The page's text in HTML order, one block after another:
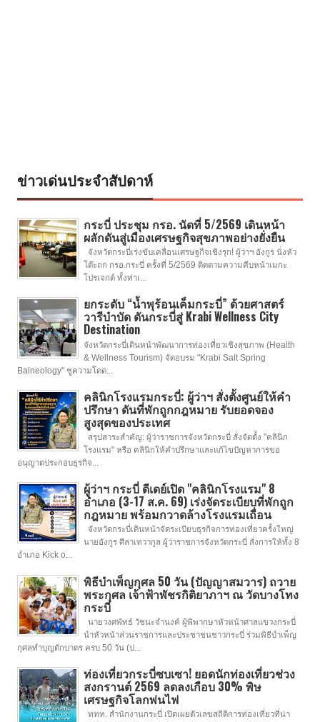
ข่าวเด่นประจำสัปดาห์
กระบี่ ประชุม กรอ. นัดที่ 5/2569 เดินหน้า
ผลักดันสู่เมืองเศรษฐกิจสุขภาพอย่างยั่งยืน
จังหวัดกระบี่เร่งขับเคลื่อนเศรษฐกิจเชิงรุก! ผู้ว่าฯ อังกูร นั่งหัว
โต๊ะถก กรอ.กระบี่ ครั้งที่ 5/2569 ติดตามความคืบหน้าเมกะ
โปรเจกต์ ทั้งท่าเ...
ยกระดับ “น้ำพุร้อนเค็มกระบี่” ด้วยศาสตร์
วารีบำบัด ดันกระบี่สู่ Krabi Wellness City
Destination
จังหวัดกระบี่เดินหน้าพัฒนาการท่องเที่ยวเชิงสุขภาพ (Health
& Wellness Tourism) จัดอบรม "Krabi Salt Spring
Balneology" ชูความโดด...
คลินิกโรงแรมกระบี่: ผู้ว่าฯ สั่งตั้งศูนย์ให้คำ
ปรึกษา ดันที่พักถูกกฎหมาย รับยอดจอง
สูงสุดของประเทศ
สรุปสาระสำคัญ: ผู้ว่าราชการจังหวัดกระบี่ สั่งจัดตั้ง "คลินิก
โรงแรม" หรือ คลินิกให้คำปรึกษาและแก้ไขปัญหาการขอ
อนุญาตประกอบธุรกิจ...
ผู้ว่าฯ กระบี่ ดีเดย์เปิด "คลินิกโรงแรม" 8
อำเภอ (3-17 ส.ค. 69) เร่งจัดระเบียบที่พักถูก
กฎหมาย พร้อมกวาดล้างโรงแรมเถื่อน
จังหวัดกระบี่เดินหน้าจัดระเบียบธุรกิจการท่องเที่ยวครั้งใหญ่
นายอังกูร ศีลาเทวากูล ผู้ว่าราชการจังหวัดกระบี่ สั่งการให้ทั้ง 8
อำเภอ Kick o...
พิธีบำเพ็ญกุศล 50 วัน (ปัญญาสมวาร) ถวาย
พระกุศล เจ้าฟ้าพัชรกิติยาภาฯ ณ วัดบางโทง
กระบี่
นายวงศพัทธ์ วัชนะจำนงค์ ผู้พิพากษาหัวหน้าศาลแขวงกระบี่
นำหัวหน้าส่วนราชการและประชาชนชาวกระบี่ ร่วมพิธีบำเพ็ญ
กุศลทำบุญตักบาตร ครบ 50 วัน (ป...
ท่องเที่ยวกระบี่ซบเซา! ยอดนักท่องเที่ยวช่วง
สงกรานต์ 2569 ลดลงเกือบ 30% พิษ
เศรษฐกิจโลกพ่นไฟ
ททท. สำนักงานกระบี่ เปิดเผยตัวเลขสถิติการท่องเที่ยวที่น่า